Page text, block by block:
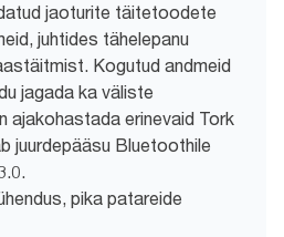
jaoturite täitetoodete
juhtides tähelepanu
Kogutud andmeid
jagada ka väliste
ajakohastada erinevaid Tork
juurdepääsu Bluetoothile
pika patareide